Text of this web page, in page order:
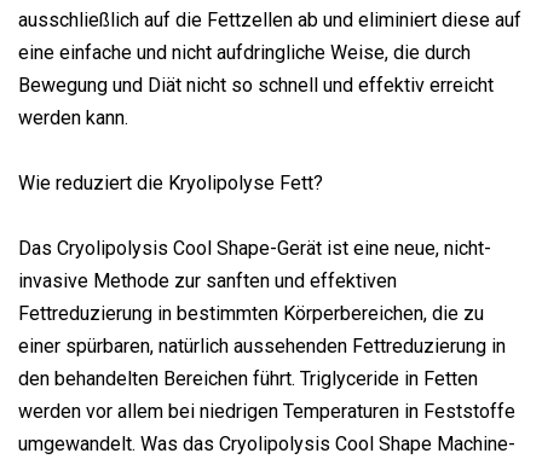
ausschließlich auf die Fettzellen ab und eliminiert diese auf
eine einfache und nicht aufdringliche Weise, die durch
Bewegung und Diät nicht so schnell und effektiv erreicht
werden kann.
Wie reduziert die Kryolipolyse Fett?
Das Cryolipolysis Cool Shape-Gerät ist eine neue, nicht-
invasive Methode zur sanften und effektiven
Fettreduzierung in bestimmten Körperbereichen, die zu
einer spürbaren, natürlich aussehenden Fettreduzierung in
den behandelten Bereichen führt. Triglyceride in Fetten
werden vor allem bei niedrigen Temperaturen in Feststoffe
umgewandelt. Was das Cryolipolysis Cool Shape Machine-